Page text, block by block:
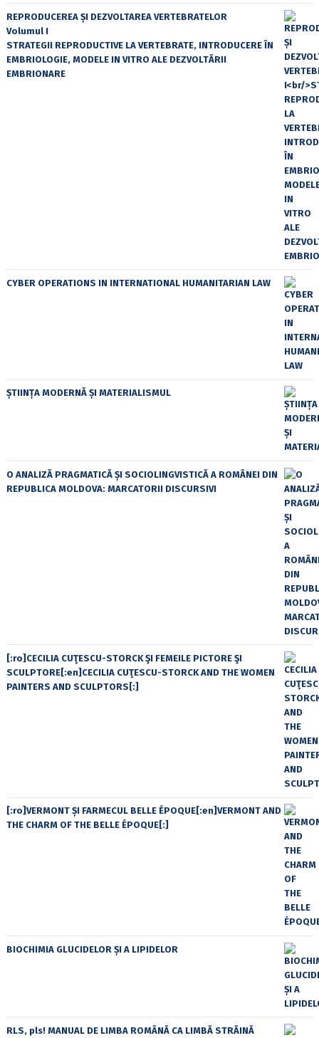
REPRODUCEREA ȘI DEZVOLTAREA VERTEBRATELOR
Volumul I
STRATEGII REPRODUCTIVE LA VERTEBRATE, INTRODUCERE ÎN
EMBRIOLOGIE, MODELE IN VITRO ALE DEZVOLTĂRII
EMBRIONARE
CYBER OPERATIONS IN INTERNATIONAL HUMANITARIAN LAW
ȘTIINȚA MODERNĂ ȘI MATERIALISMUL
O ANALIZĂ PRAGMATICĂ ȘI SOCIOLINGVISTICĂ A ROMÂNEI DIN
REPUBLICA MOLDOVA: MARCATORII DISCURSIVI
[:ro]CECILIA CUŢESCU-STORCK ŞI FEMEILE PICTORE ŞI
SCULPTORE[:en]CECILIA CUŢESCU-STORCK AND THE WOMEN
PAINTERS AND SCULPTORS[:]
[:ro]VERMONT ȘI FARMECUL BELLE ÉPOQUE[:en]VERMONT AND
THE CHARM OF THE BELLE ÉPOQUE[:]
BIOCHIMIA GLUCIDELOR ȘI A LIPIDELOR
RLS, pls! MANUAL DE LIMBA ROMÂNĂ CA LIMBĂ STRĂINĂ